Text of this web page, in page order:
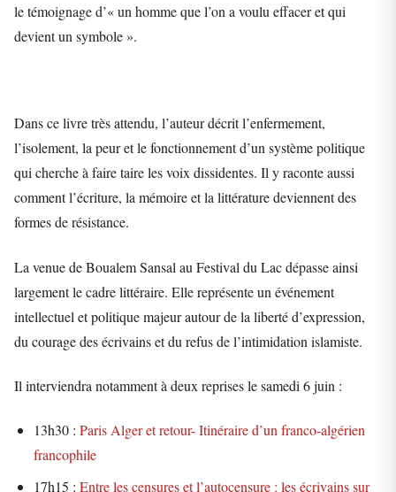
le témoignage d’« un homme que l’on a voulu effacer et qui
devient un symbole ».
Dans ce livre très attendu, l’auteur décrit l’enfermement,
l’isolement, la peur et le fonctionnement d’un système politique
qui cherche à faire taire les voix dissidentes. Il y raconte aussi
comment l’écriture, la mémoire et la littérature deviennent des
formes de résistance.
La venue de Boualem Sansal au Festival du Lac dépasse ainsi
largement le cadre littéraire. Elle représente un événement
intellectuel et politique majeur autour de la liberté d’expression,
du courage des écrivains et du refus de l’intimidation islamiste.
Il interviendra notamment à deux reprises le samedi 6 juin :
13h30 :Paris Alger et retour- Itinéraire d’un franco-algérien
francophile
17h15 :Entre les censures et l’autocensure : les écrivains sur